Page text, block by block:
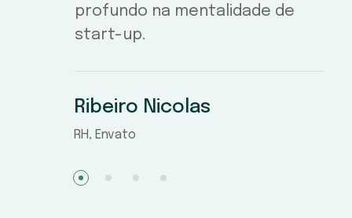
profundo na mentalidade de
start-up.
Ribeiro Nicolas
RH, Envato
1 2 3 4